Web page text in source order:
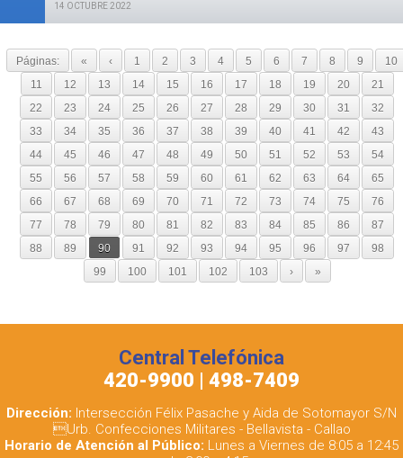
14 OCTUBRE 2022
Páginas: « ‹ 1 2 3 4 5 6 7 8 9
10
11
12 13 14 15 16 17 18 19 20
21
22
23 24 25 26 27 28 29 30 31
32
33
34 35 36 37 38 39 40 41 42
43
44
45 46 47 48 49 50 51 52 53
54
55
56 57 58 59 60 61 62 63 64
65
66
67 68 69 70 71 72 73 74 75
76
77
78 79 80 81 82 83 84 85 86
87
88
89 90 91 92 93 94 95 96 97
98
99
100 101 102 103 › »
Central Telefónica
420-9900 | 498-7409
Dirección: Intersección Félix Pasache y Aida de Sotomayor S/N
Urb. Confecciones Militares - Bellavista - Callao
Horario de Atención al Público: Lunes a Viernes de 8:05 a 12:45